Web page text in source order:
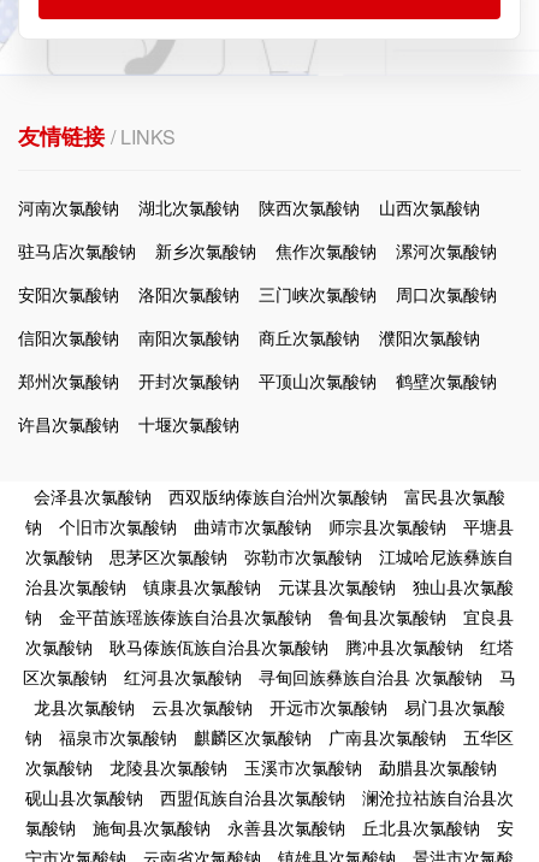
友情链接/ LINKS
河南次氯酸钠 湖北次氯酸钠 陕西次氯酸钠
山西次氯酸钠
驻马店次氯酸钠
新乡次氯酸钠 焦作次氯酸钠
漯河次氯酸钠
安阳次氯酸钠
洛阳次氯酸钠 三门峡次氯酸钠
周口次氯酸钠
信阳次氯酸钠
南阳次氯酸钠 商丘次氯酸钠
濮阳次氯酸钠
郑州次氯酸钠
开封次氯酸钠 平顶山次氯酸钠
鹤壁次氯酸钠
许昌次氯酸钠
十堰次氯酸钠
会泽县次氯酸钠 西双版纳傣族自治州次氯酸钠
富民县次氯酸
钠
个旧市次氯酸钠 曲靖市次氯酸钠 师宗县次氯酸钠
平塘县
次氯酸钠
思茅区次氯酸钠 弥勒市次氯酸钠
江城哈尼族彝族自
治县次氯酸钠
镇康县次氯酸钠 元谋县次氯酸钠
独山县次氯酸
钠
金平苗族瑶族傣族自治县次氯酸钠 鲁甸县次氯酸钠
宜良县
次氯酸钠
耿马傣族佤族自治县次氯酸钠 腾冲县次氯酸钠
红塔
区次氯酸钠
红河县次氯酸钠 寻甸回族彝族自治县 次氯酸钠
马
龙县次氯酸钠
云县次氯酸钠 开远市次氯酸钠
易门县次氯酸
钠
福泉市次氯酸钠 麒麟区次氯酸钠 广南县次氯酸钠
五华区
次氯酸钠
龙陵县次氯酸钠 玉溪市次氯酸钠
勐腊县次氯酸钠
砚山县次氯酸钠
西盟佤族自治县次氯酸钠
澜沧拉祜族自治县次
氯酸钠
施甸县次氯酸钠 永善县次氯酸钠 丘北县次氯酸钠
安
宁市次氯酸钠
云南省次氯酸钠 镇雄县次氯酸钠 景洪市次氯酸